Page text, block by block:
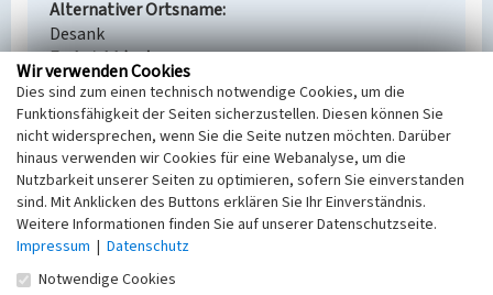
Alternativer Ortsname
Desank
Fachsicht(en)
Denkmalpflege
Erfassungsmaßstab
Keine Angabe
Erfassungsmethode
Übernahme aus externer Fachdatenbank
Empfohlene Zitierweise
Wir verwenden Cookies
Dies sind zum einen technisch notwendige Cookies, um die
Funktionsfähigkeit der Seiten sicherzustellen. Diesen können Sie
nicht widersprechen, wenn Sie die Seite nutzen möchten. Darüber
hinaus verwenden wir Cookies für eine Webanalyse, um die
Nutzbarkeit unserer Seiten zu optimieren, sofern Sie einverstanden
sind. Mit Anklicken des Buttons erklären Sie Ihr Einverständnis.
Weitere Informationen finden Sie auf unserer Datenschutzseite.
Impressum | Datenschutz
Notwendige Cookies